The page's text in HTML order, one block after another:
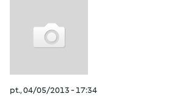
pt., 04/05/2013 - 17:34